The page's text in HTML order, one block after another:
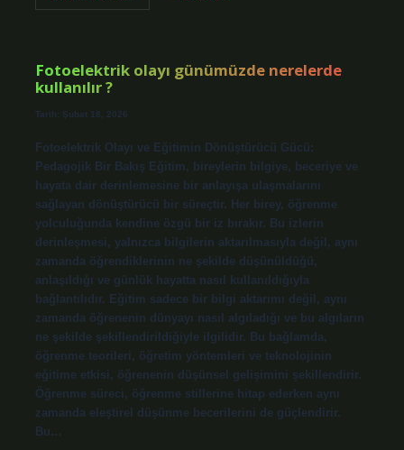
?
Fotoelektrik olayı günümüzde nerelerde
kullanılır ?
Tarih: Şubat 18, 2026
Fotoelektrik Olayı ve Eğitimin Dönüştürücü Gücü:
Pedagojik Bir Bakış Eğitim, bireylerin bilgiye, beceriye ve
hayata dair derinlemesine bir anlayışa ulaşmalarını
sağlayan dönüştürücü bir süreçtir. Her birey, öğrenme
yolculuğunda kendine özgü bir iz bırakır. Bu izlerin
derinleşmesi, yalnızca bilgilerin aktarılmasıyla değil, aynı
zamanda öğrendiklerinin ne şekilde düşünüldüğü,
anlaşıldığı ve günlük hayatta nasıl kullanıldığıyla
bağlantılıdır. Eğitim sadece bir bilgi aktarımı değil, aynı
zamanda öğrenenin dünyayı nasıl algıladığı ve bu algıların
ne şekilde şekillendirildiğiyle ilgilidir. Bu bağlamda,
öğrenme teorileri, öğretim yöntemleri ve teknolojinin
eğitime etkisi, öğrenenin düşünsel gelişimini şekillendirir.
Öğrenme süreci, öğrenme stillerine hitap ederken aynı
zamanda eleştirel düşünme becerilerini de güçlendirir.
Bu…